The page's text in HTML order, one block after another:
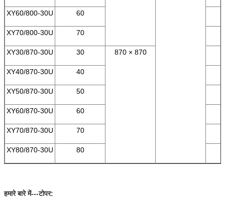
XY60/800-30U 60
XY70/800-30U 70
XY30/870-30U 30 870 × 870
XY40/870-30U 40
XY50/870-30U 50
XY60/870-30U 60
XY70/870-30U 70
XY80/870-30U 80
हमारे बारे में---टोपर: